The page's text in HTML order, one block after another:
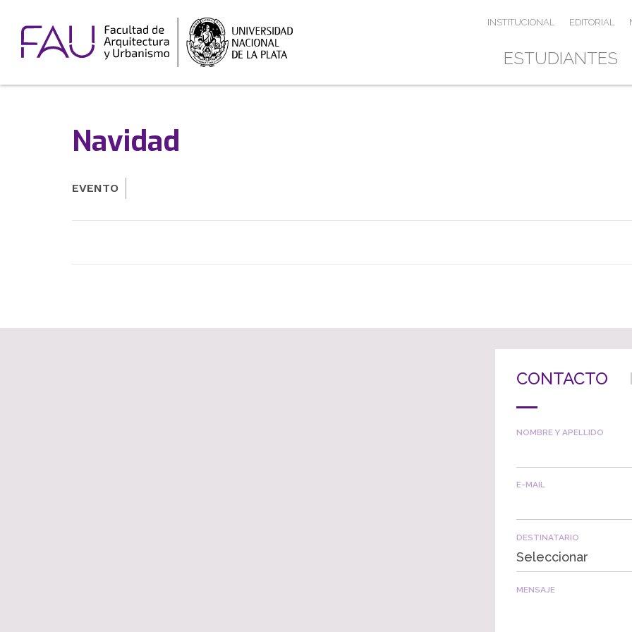
ESTUDIANTES
INSTITUCIONAL EDITORIAL
Navidad
EVENTO
CONTACTO
NOMBRE Y APELLIDO
E-MAIL
DESTINATARIO
Seleccionar
MENSAJE